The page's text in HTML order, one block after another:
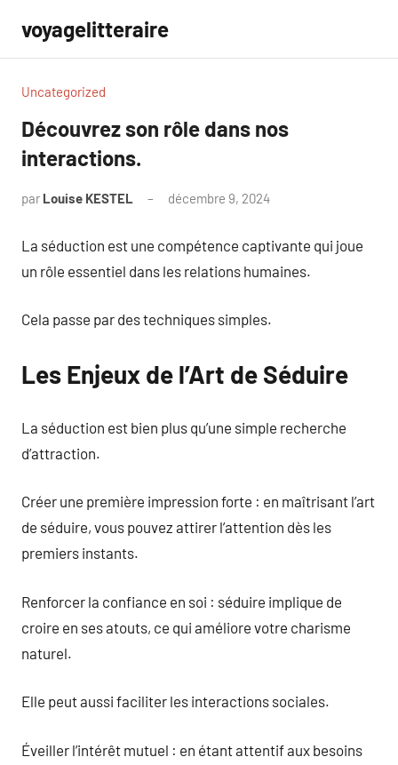
contenu
voyagelitteraire
Uncategorized
Découvrez son rôle dans nos
interactions.
par Louise KESTEL décembre 9, 2024
La séduction est une compétence captivante qui joue
un rôle essentiel dans les relations humaines.
Cela passe par des techniques simples.
Les Enjeux de l’Art de Séduire
La séduction est bien plus qu’une simple recherche
d’attraction.
Créer une première impression forte : en maîtrisant l’art
de séduire, vous pouvez attirer l’attention dès les
premiers instants.
Renforcer la confiance en soi : séduire implique de
croire en ses atouts, ce qui améliore votre charisme
naturel.
Elle peut aussi faciliter les interactions sociales.
Éveiller l’intérêt mutuel : en étant attentif aux besoins